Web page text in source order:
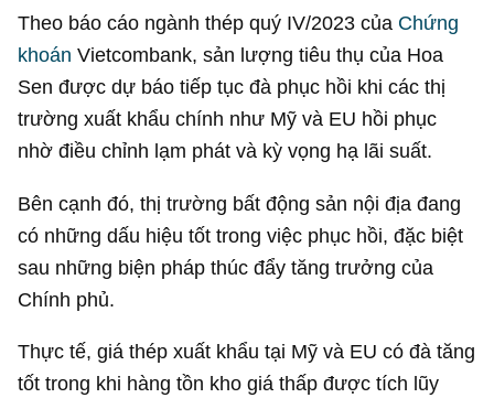
Theo báo cáo ngành thép quý IV/2023 của Chứng
khoán Vietcombank, sản lượng tiêu thụ của Hoa
Sen được dự báo tiếp tục đà phục hồi khi các thị
trường xuất khẩu chính như Mỹ và EU hồi phục
nhờ điều chỉnh lạm phát và kỳ vọng hạ lãi suất.
Bên cạnh đó, thị trường bất động sản nội địa đang
có những dấu hiệu tốt trong việc phục hồi, đặc biệt
sau những biện pháp thúc đẩy tăng trưởng của
Chính phủ.
Thực tế, giá thép xuất khẩu tại Mỹ và EU có đà tăng
tốt trong khi hàng tồn kho giá thấp được tích lũy